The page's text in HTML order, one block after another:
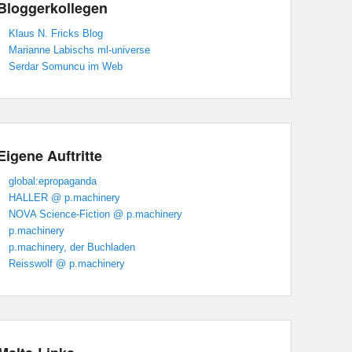
Klaus N. Fricks Blog
Marianne Labischs ml-universe
Serdar Somuncu im Web
Auftritte
global:epropaganda
HALLER @ p.machinery
NOVA Science-Fiction @ p.machinery
p.machinery
p.machinery, der Buchladen
Reisswolf @ p.machinery